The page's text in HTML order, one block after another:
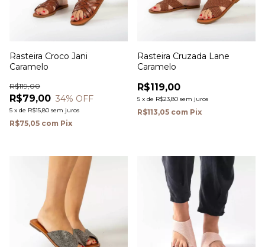
Rasteira Croco Jani
Caramelo
R$79,00
R$119,00
34% OFF
5 x de R$15,80 sem juros
R$75,05 com Pix
Rasteira Cruzada Lane
Caramelo
R$119,00
5 x de R$23,80 sem juros
R$113,05 com Pix